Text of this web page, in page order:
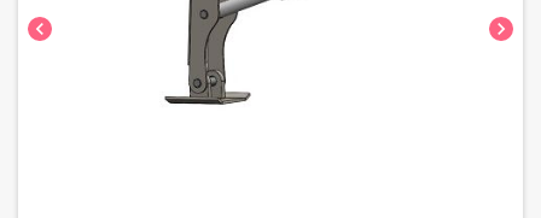
chevron_left chevron_right